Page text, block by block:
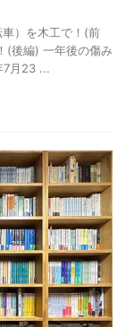
）を木工で！(前
(後編) 一年後の傷み
7月23 ...